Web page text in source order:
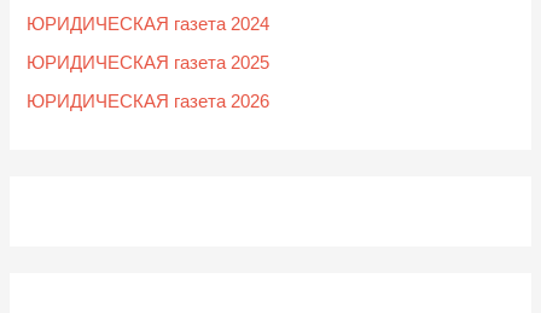
ЮРИДИЧЕСКАЯ газета 2024
ЮРИДИЧЕСКАЯ газета 2025
ЮРИДИЧЕСКАЯ газета 2026